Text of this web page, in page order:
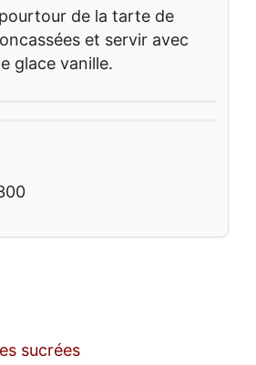
de la tarte de
et servir avec
glace vanille.
sucrées